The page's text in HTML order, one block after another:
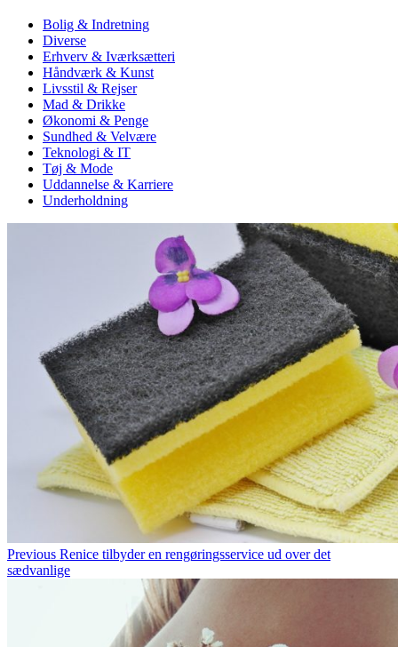
Bolig & Indretning
Diverse
Erhverv & Iværksætteri
Håndværk & Kunst
Livsstil & Rejser
Mad & Drikke
Økonomi & Penge
Sundhed & Velvære
Teknologi & IT
Tøj & Mode
Uddannelse & Karriere
Underholdning
Previous Renice tilbyder en rengøringsservice ud over det
sædvanlige